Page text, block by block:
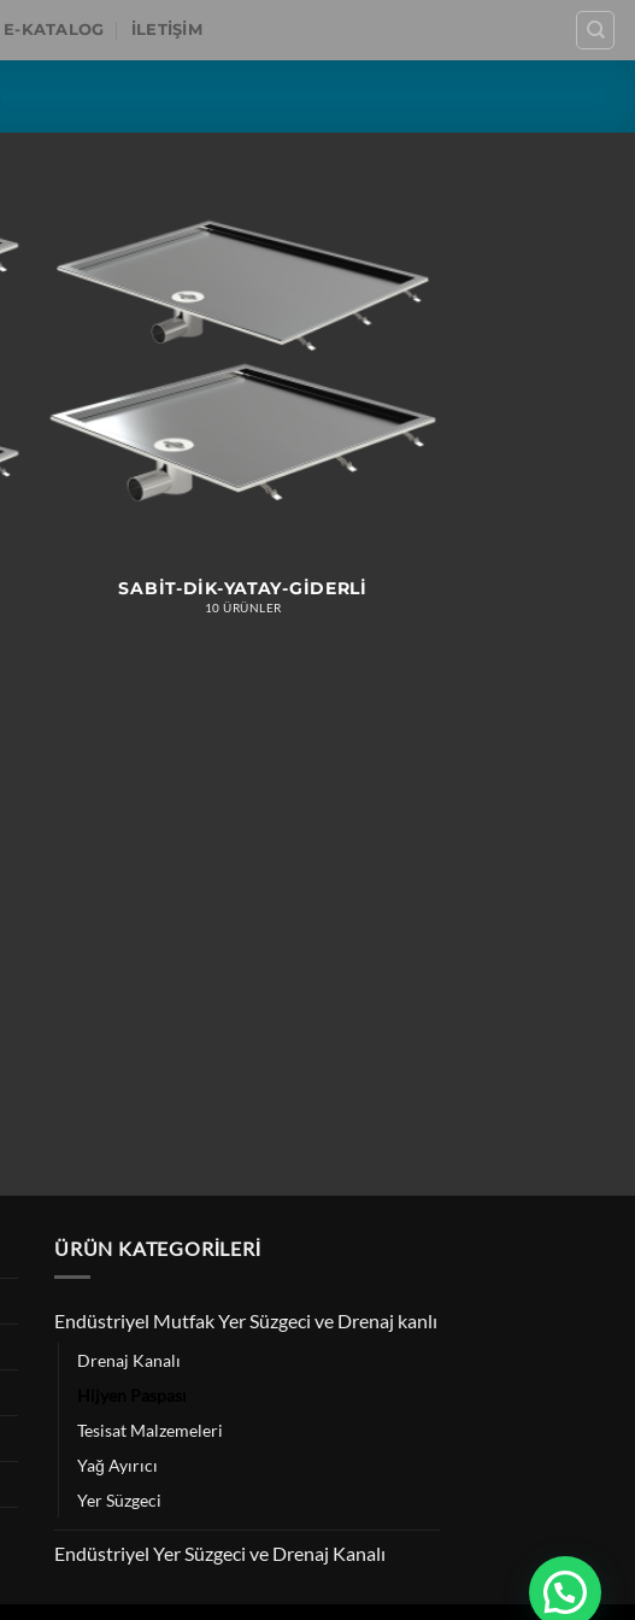
E-KATALOG İLETIŞIM
SABIT-DIK-YATAY-GIDERLI
10 ÜRÜNLER
ÜRÜN KATEGORILERI
Endüstriyel Mutfak Yer Süzgeci ve Drenaj kanlı
Drenaj Kanalı
Tesisat Malzemeleri
Yağ Ayırıcı
Yer Süzgeci
Endüstriyel Yer Süzgeci ve Drenaj Kanalı